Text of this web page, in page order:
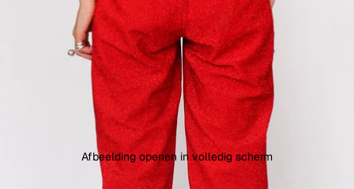
Afbeelding openen in volledig scherm